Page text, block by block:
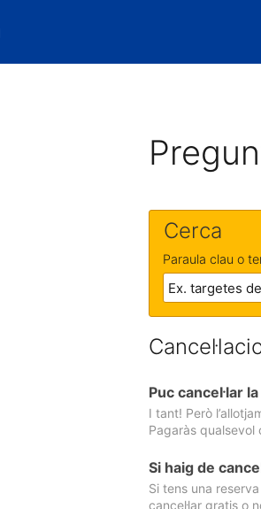
Cerca
Paraula clau o
Puc cancel·lar
I tant! Però
Pagaràs qualsevol
Si haig de
Si tens una
cancel·lar gratis o